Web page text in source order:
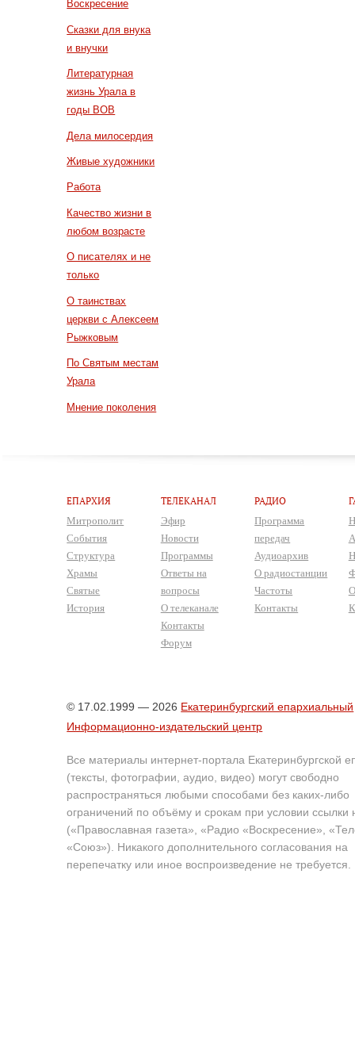
Воскресение
Сказки для внука
и внучки
Литературная
жизнь Урала в
годы ВОВ
Дела милосердия
Живые художники
Работа
Качество жизни в
любом возрасте
О писателях и не
только
О таинствах
церкви с Алексеем
Рыжковым
По Святым местам
Урала
Мнение поколения
ЕПАРХИЯ
Митрополит
События
Структура
Храмы
Святые
История
ТЕЛЕКАНАЛ
Эфир
Новости
Программы
Ответы на
вопросы
О телеканале
Контакты
Форум
РАДИО
Программа
передач
Аудиоархив
О радиостанции
Частоты
Контакты
© 17.02.1999 — 2026 Екатеринбургский епархиальный
Информационно-издательский центр
Все материалы интернет-портала Екатеринбургской
(тексты, фотографии, аудио, видео) могут свободно
распространяться любыми способами без каких-либо
ограничений по объёму и срокам при условии ссылки
(«Православная газета», «Радио «Воскресение»,
«Союз»). Никакого дополнительного согласования на
перепечатку или иное воспроизведение не требуется.